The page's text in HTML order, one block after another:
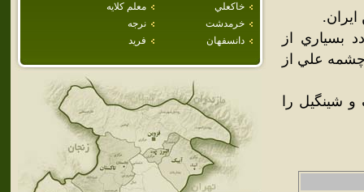
خاكعلي
معلم كلايه
خرمدشت
نرجه
دانسفهان
فريد
بسياري از
علي از
شينگيل را